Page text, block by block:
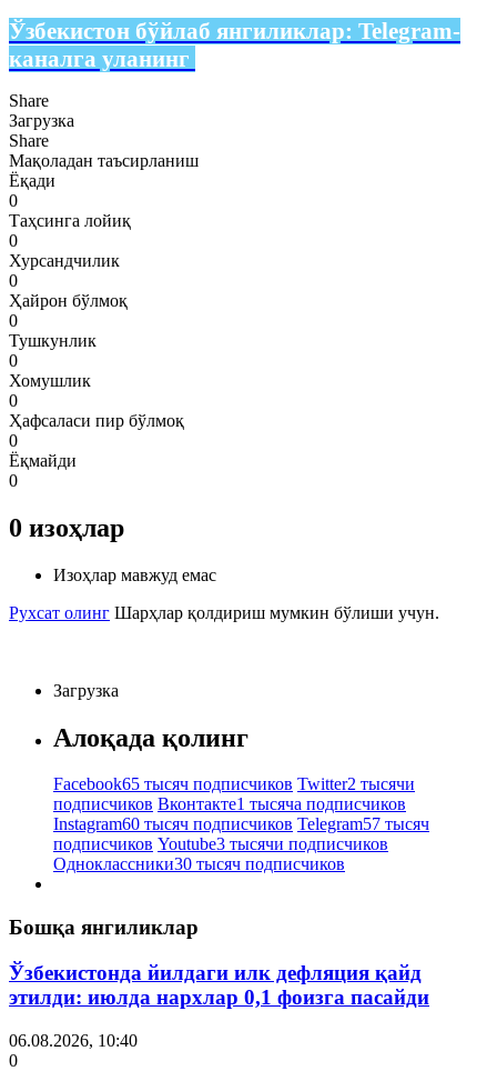
Ўзбекистон бўйлаб янгиликлар: Telegram-
каналга уланинг
Share
Загрузка
Share
Мақоладан таъсирланиш
Ёқади
0
Таҳсинга лойиқ
0
Хурсандчилик
0
Ҳайрон бўлмоқ
0
Тушкунлик
0
Хомушлик
0
Ҳафсаласи пир бўлмоқ
0
Ёқмайди
0
0 изоҳлар
Изоҳлар мавжуд емас
Рухсат олинг Шарҳлар қолдириш мумкин бўлиши учун.
Загрузка
Алоқада қолинг
Facebook65 тысяч подписчиков Twitter2 тысячи
подписчиков Вконтакте1 тысяча подписчиков
Instagram60 тысяч подписчиков Telegram57 тысяч
подписчиков Youtube3 тысячи подписчиков
Одноклассники30 тысяч подписчиков
Бошқа янгиликлар
Ўзбекистонда йилдаги илк дефляция қайд
этилди: июлда нархлар 0,1 фоизга пасайди
06.08.2026, 10:40
0